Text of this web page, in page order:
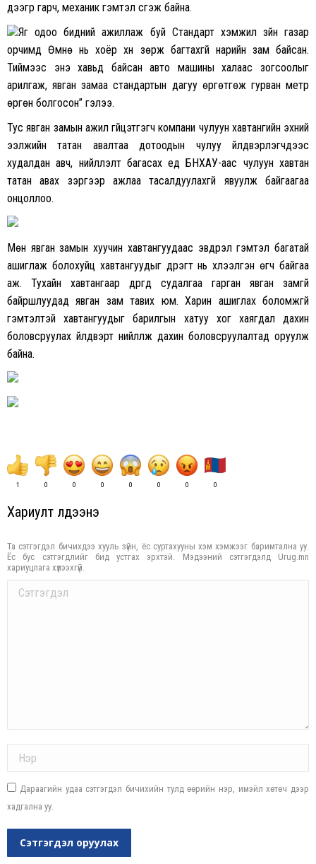
дээгүүр гарч, механик гэмтэл үүсгэж байна.
Яг одоо бидний ажиллаж буй Стандарт хэмжил зүйн газар
орчимд Өмнө нь хоёр хүн зөрж багтахгүй нарийн зам байсан.
Тиймээс энэ хавьд байсан авто машины халаас зогсоолыг
арилгаж, явган замаа стандартын дагуу өргөтгөж гурван метр
өргөн болгосон” гэлээ.
Тус явган замын ажил гүйцэтгэгч компани чулуун хавтангийн эхний
ээлжийн татан авалтаа дотоодын чулуу үйлдвэрлэгчдээс
худалдан авч, нийлүүлэлт багасах үед БНХАУ-аас чулуун хавтан
татан авах зэргээр ажлаа тасалдуулахгүй явуулж байгаагаа
онцоллоо.
Мөн явган замын хуучин хавтангуудаас эвдрэл гэмтэл багатай
ашиглаж болохуйц хавтангуудыг дүүрэгт нь хүлээлгэн өгч байгаа
аж. Тухайн хавтангаар дүүргүүд судалгаа гарган явган замгүй
байршлуудад явган зам тавих юм. Харин ашиглах боломжгүй
гэмтэлтэй хавтангуудыг барилгын хатуу хог хаягдал дахин
боловсруулах үйлдвэрт нийлүүлж дахин боловсруулалтад оруулж
байна.
1 0 0 0 0 0 0 0
Хариулт үлдээнэ үү
Та сэтгэгдэл бичихдээ хууль зүйн, ёс суртахууны хэм хэмжээг баримтална уу.
Ёс бус сэтгэгдлийг бид устгах эрхтэй. Мэдээний сэтгэгдэлд Urug.mn
хариуцлага хүлээхгүй.
Comment
Дараагийн удаа сэтгэгдэл бичихийн тулд өөрийн нэр, имэйл хөтөч дээр
хадгална уу.
Сэтгэгдэл оруулах